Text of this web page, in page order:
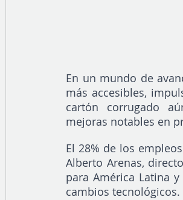
En un mundo de
más accesibles,
cartón corrugado
mejoras notables en
El 28% de los
Alberto Arenas,
para América Latina
cambios tecnológicos.